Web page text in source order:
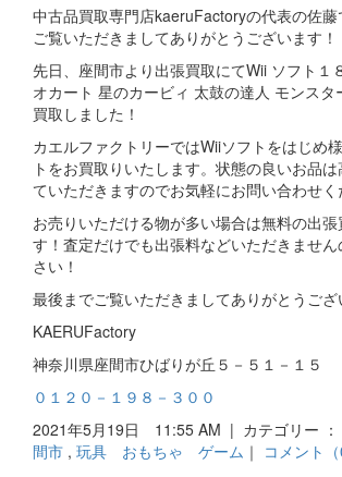
中古品買取専門店kaeruFactoryの代表の佐藤
ご覧いただきましてありがとうございます！
先日、座間市より出張買取にてWii ソフト１
オカート 星のカービィ 太鼓の達人 モンスタ
買取しました！
カエルファクトリーではWiiソフトをはじめ
トをお買取りいたします。状態の良いお品
ていただきますのでお気軽にお問い合わせく
お売りいただける物が多い場合は無料の出
す！査定だけでも出張料などいただきませ
さい！
最後までご覧いただきましてありがとうござ
KAERUFactory
神奈川県座間市ひばりが丘５－５１－１５
０１２０－１９８－３００
2021年5月19日 11:55 AM | カテゴリー ：
間市 , 玩具 おもちゃ ゲーム ｜ コメント（